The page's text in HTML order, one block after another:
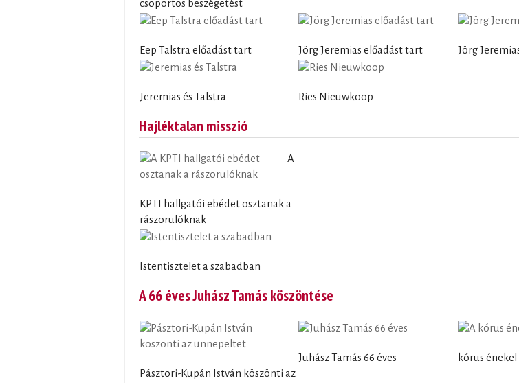
csoportos beszégetést
Eep Talstra előadást tart Jörg Jeremias előadást tart Jörg
Jeremias és Talstra Ries Nieuwkoop
Hajléktalan misszió
A
KPTI hallgatói ebédet osztanak a
rászorulóknak
Istentisztelet a szabadban
A 66 éves Juhász Tamás köszöntése
Pásztori-Kupán István köszönti az
Juhász Tamás 66 éves kórus énekel